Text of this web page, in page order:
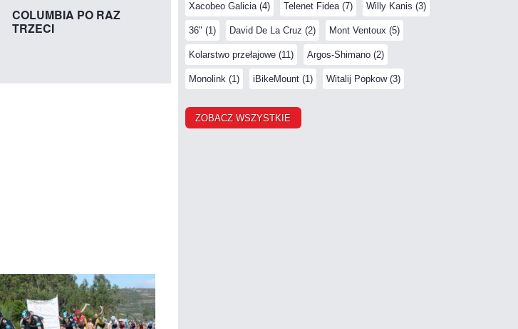
COLUMBIA PO RAZ
TRZECI
Xacobeo Galicia (4) Telenet Fidea (7) Willy Kanis (3)
36" (1) David De La Cruz (2) Mont Ventoux (5)
Kolarstwo przełajowe (11) Argos-Shimano (2)
Monolink (1) iBikeMount (1) Witalij Popkow (3)
ZOBACZ WSZYSTKIE